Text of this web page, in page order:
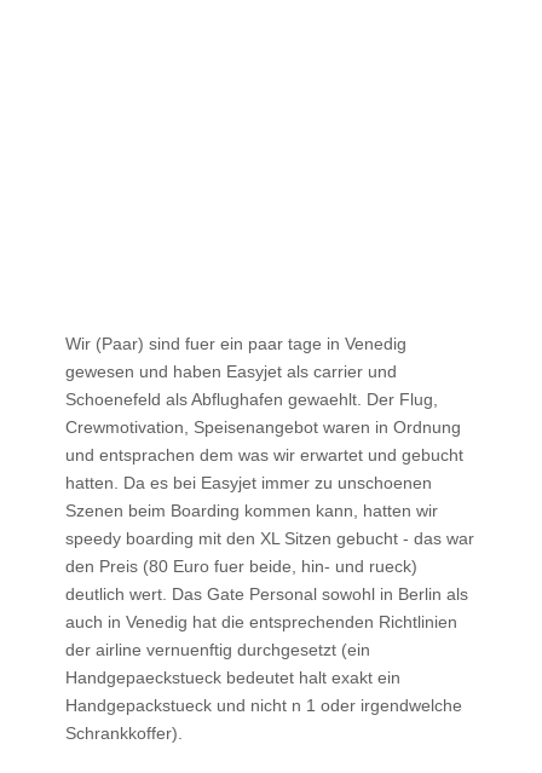
Wir (Paar) sind fuer ein paar tage in Venedig
gewesen und haben Easyjet als carrier und
Schoenefeld als Abflughafen gewaehlt. Der Flug,
Crewmotivation, Speisenangebot waren in Ordnung
und entsprachen dem was wir erwartet und gebucht
hatten. Da es bei Easyjet immer zu unschoenen
Szenen beim Boarding kommen kann, hatten wir
speedy boarding mit den XL Sitzen gebucht - das war
den Preis (80 Euro fuer beide, hin- und rueck)
deutlich wert. Das Gate Personal sowohl in Berlin als
auch in Venedig hat die entsprechenden Richtlinien
der airline vernuenftig durchgesetzt (ein
Handgepaeckstueck bedeutet halt exakt ein
Handgepackstueck und nicht n 1 oder irgendwelche
Schrankkoffer).